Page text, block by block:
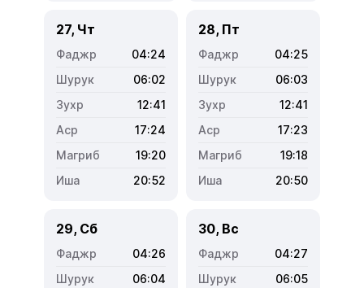
27, Чт
04:24
06:02
12:41
17:24
19:20
20:52
28, Пт
04:25
06:03
12:41
17:23
19:18
20:50
29, Сб
04:26
06:04
30, Вс
04:27
06:05